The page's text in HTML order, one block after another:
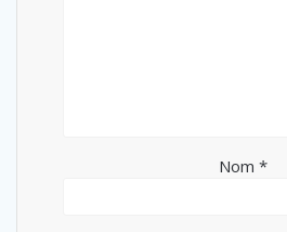
Nom *